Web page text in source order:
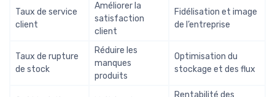
Taux de service
client
Améliorer la
satisfaction
client
Fidélisation et image
de l’entreprise
Taux de rupture
de stock
Réduire les
manques
produits
Optimisation du
stockage et des flux